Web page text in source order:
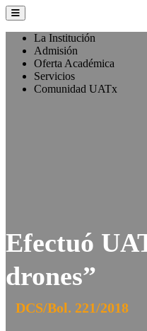
La Institución
Admisión
Oferta Académica
Servicios
Comunidad UATx
Efectuó
drones”
DCS/Bol. 221/2018